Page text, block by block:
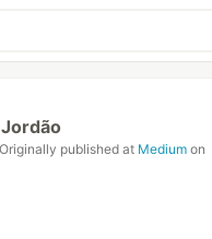
published at Medium on